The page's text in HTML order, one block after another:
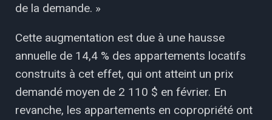
de la demande. »
Cette augmentation est due à une hausse
annuelle de 14,4 % des appartements locatifs
construits à cet effet, qui ont atteint un prix
demandé moyen de 2 110 $ en février. En
revanche, les appartements en copropriété ont